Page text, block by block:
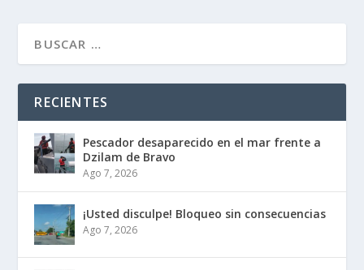
RECIENTES
Pescador desaparecido en el mar frente a
Dzilam de Bravo
Ago 7, 2026
¡Usted disculpe! Bloqueo sin consecuencias
Ago 7, 2026